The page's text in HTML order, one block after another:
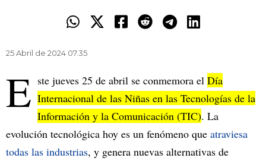
25 Abril de 2024 07.35
E ste jueves 25 de abril se conmemora el Día
Internacional de las Niñas en las Tecnologías de la
Información y la Comunicación (TIC). La
evolución tecnológica hoy es un fenómeno que atraviesa
todas las industrias, y genera nuevas alternativas de